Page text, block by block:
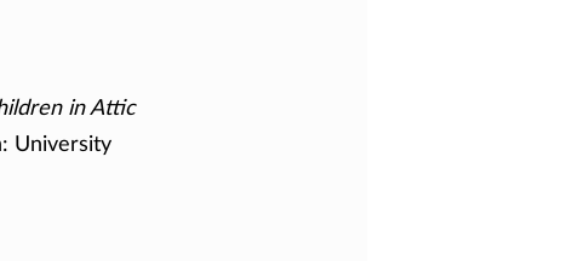
in Attic
University